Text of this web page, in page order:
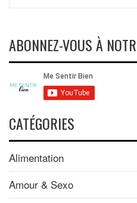
ABONNEZ-VOUS À
CATÉGORIES
Alimentation
Amour & Sexo